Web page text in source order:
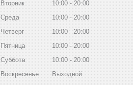
Вторник
10:00
20:00
Среда
10:00
20:00
Четверг
10:00
20:00
Пятница
10:00
20:00
Суббота
10:00
20:00
Воскресенье
Выходной